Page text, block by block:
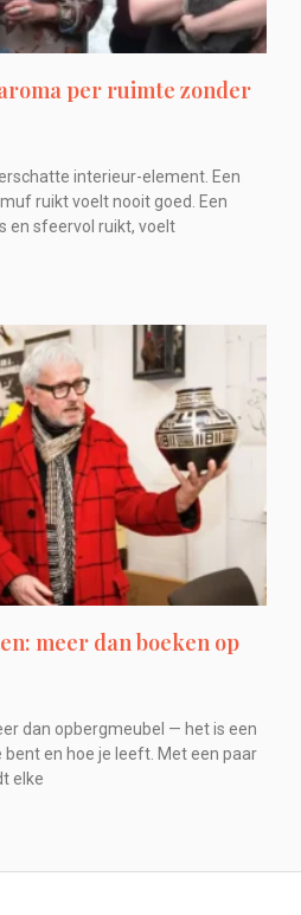
per ruimte zonder
interieur-element. Een
ruikt voelt nooit goed. Een
en sfeervol ruikt, voelt
meer dan boeken op
dan opbergmeubel — het is een
en hoe je leeft. Met een paar
elke